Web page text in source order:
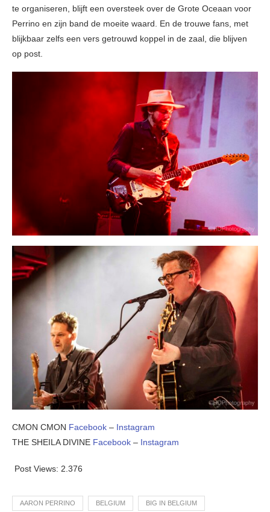
te organiseren, blijft een oversteek over de Grote Oceaan voor
Perrino en zijn band de moeite waard. En de trouwe fans, met
blijkbaar zelfs een vers getrouwd koppel in de zaal, die blijven
op post.
CMON CMON Facebook – Instagram
THE SHEILA DIVINE Facebook – Instagram
Post Views: 2.376
AARON PERRINO BELGIUM BIG IN BELGIUM